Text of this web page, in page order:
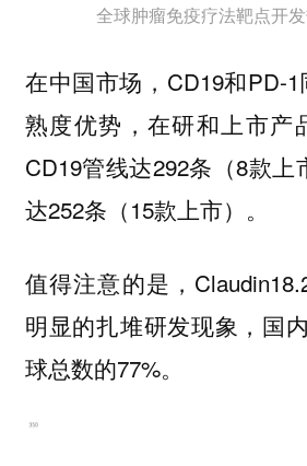
全球肿瘤免疫疗法靶点开
在中国市场，CD19和PD-
熟度优势，在研和上市产
CD19管线达292条（8款上
达252条（15款上市）。
值得注意的是，
明显的扎堆研发现象，国
球总数的77%。